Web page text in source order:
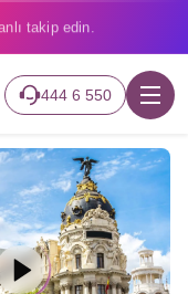
takip edin.
444 6 550